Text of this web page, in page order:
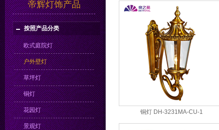
帝辉灯饰产品
按照产品分类
欧式庭院灯
户外壁灯
草坪灯
铜灯
花园灯
景观灯
铜灯 DH-3231MA-CU-1